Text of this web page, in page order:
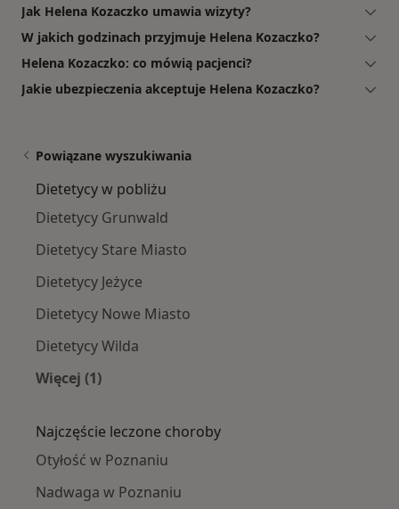
Jak Helena Kozaczko umawia wizyty?
W jakich godzinach przyjmuje Helena Kozaczko?
Helena Kozaczko: co mówią pacjenci?
Jakie ubezpieczenia akceptuje Helena Kozaczko?
Powiązane wyszukiwania
Dietetycy w pobliżu
Dietetycy Grunwald
Dietetycy Stare Miasto
Dietetycy Jeżyce
Dietetycy Nowe Miasto
Dietetycy Wilda
Więcej (1)
Najczęście leczone choroby
Otyłość w Poznaniu
Nadwaga w Poznaniu